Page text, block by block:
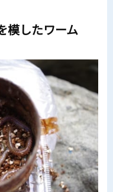
模したワーム